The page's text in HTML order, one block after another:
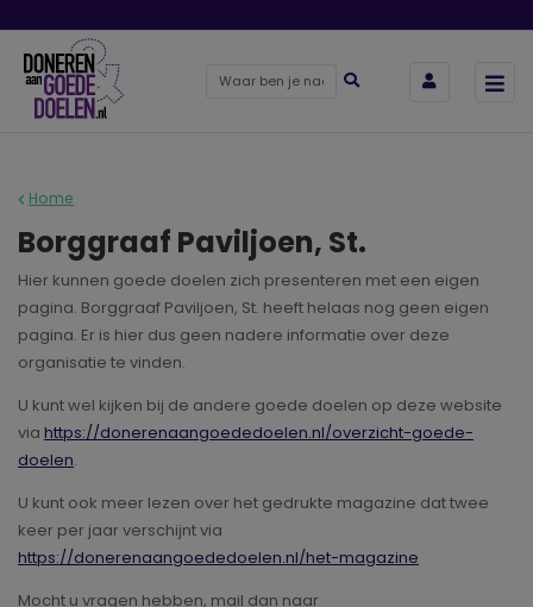
Home
Borggraaf Paviljoen, St.
Hier kunnen goede doelen zich presenteren met een eigen
pagina. Borggraaf Paviljoen, St. heeft helaas nog geen eigen
pagina. Er is hier dus geen nadere informatie over deze
organisatie te vinden.
U kunt wel kijken bij de andere goede doelen op deze website
via https://donerenaangoededoelen.nl/overzicht-goede-
doelen.
U kunt ook meer lezen over het gedrukte magazine dat twee
keer per jaar verschijnt via
https://donerenaangoededoelen.nl/het-magazine
Mocht u vragen hebben, mail dan naar